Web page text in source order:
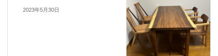
2023年5月30日